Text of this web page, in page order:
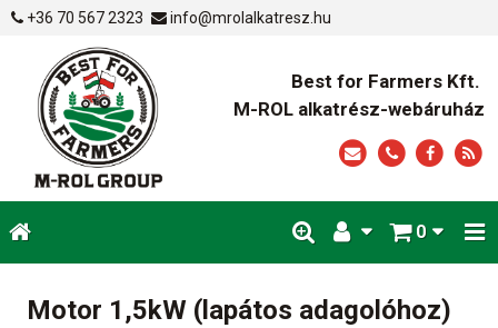
+36 70 567 2323 info@mrolalkatresz.hu
Best for Farmers Kft.
M-ROL alkatrész-webáruház
0
Motor 1,5kW (lapátos adagolóhoz)